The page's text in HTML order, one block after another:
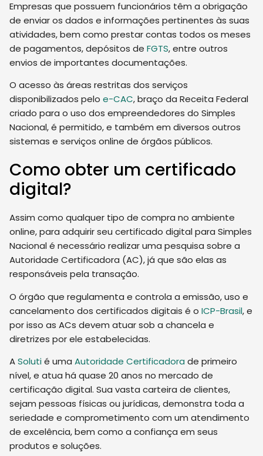
Empresas que possuem funcionários têm a obrigação
de enviar os dados e informações pertinentes às suas
atividades, bem como prestar contas todos os meses
de pagamentos, depósitos de FGTS, entre outros
envios de importantes documentações.
O acesso às áreas restritas dos serviços
disponibilizados pelo e-CAC, braço da Receita Federal
criado para o uso dos empreendedores do Simples
Nacional, é permitido, e também em diversos outros
sistemas e serviços online de órgãos públicos.
Como obter um certificado
digital?
Assim como qualquer tipo de compra no ambiente
online, para adquirir seu certificado digital para Simples
Nacional é necessário realizar uma pesquisa sobre a
Autoridade Certificadora (AC), já que são elas as
responsáveis pela transação.
O órgão que regulamenta e controla a emissão, uso e
cancelamento dos certificados digitais é o ICP-Brasil, e
por isso as ACs devem atuar sob a chancela e
diretrizes por ele estabelecidas.
ASolutié uma Autoridade Certificadora de primeiro
nível, e atua há quase 20 anos no mercado de
certificação digital. Sua vasta carteira de clientes,
sejam pessoas físicas ou jurídicas, demonstra toda a
seriedade e comprometimento com um atendimento
de excelência, bem como a confiança em seus
produtos e soluções.